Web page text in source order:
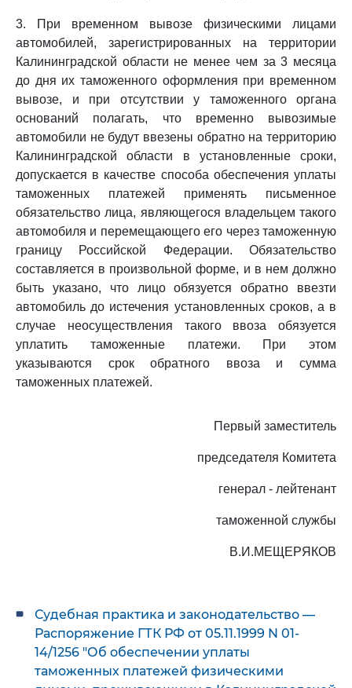
3. При временном вывозе физическими лицами
автомобилей, зарегистрированных на территории
Калининградской области не менее чем за 3 месяца
до дня их таможенного оформления при временном
вывозе, и при отсутствии у таможенного органа
оснований полагать, что временно вывозимые
автомобили не будут ввезены обратно на территорию
Калининградской области в установленные сроки,
допускается в качестве способа обеспечения уплаты
таможенных платежей применять письменное
обязательство лица, являющегося владельцем такого
автомобиля и перемещающего его через таможенную
границу Российской Федерации. Обязательство
составляется в произвольной форме, и в нем должно
быть указано, что лицо обязуется обратно ввезти
автомобиль до истечения установленных сроков, а в
случае неосуществления такого ввоза обязуется
уплатить таможенные платежи. При этом
указываются срок обратного ввоза и сумма
таможенных платежей.
Первый заместитель
председателя Комитета
генерал - лейтенант
таможенной службы
В.И.МЕЩЕРЯКОВ
Судебная практика и законодательство —
Распоряжение ГТК РФ от 05.11.1999 N 01-
14/1256 "Об обеспечении уплаты
таможенных платежей физическими